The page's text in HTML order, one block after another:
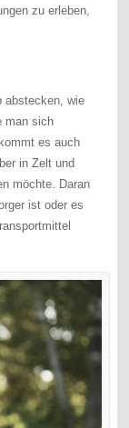
zu erleben,
abstecken, wie
man sich
es auch
in Zelt und
möchte. Daran
ist oder es